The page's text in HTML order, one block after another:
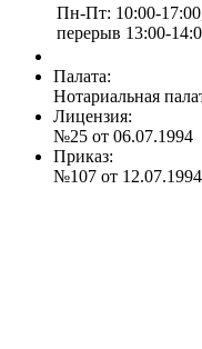
Пн-Пт: 10:00-
перерыв 13:00-
Палата:
Нотариальная
Лицензия:
№25 от 06.07.1994
Приказ:
№107 от 12.07.1994